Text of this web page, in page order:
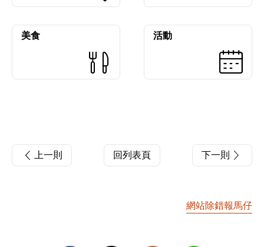
美食 活動
上一則 回列表頁 下一則
網站除錯報馬仔